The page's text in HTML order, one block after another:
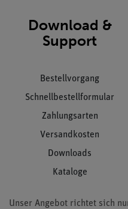
Download &
Support
Bestellvorgang
Schnellbestellformular
Zahlungsarten
Versandkosten
Downloads
Kataloge
Unser Angebot richtet sich